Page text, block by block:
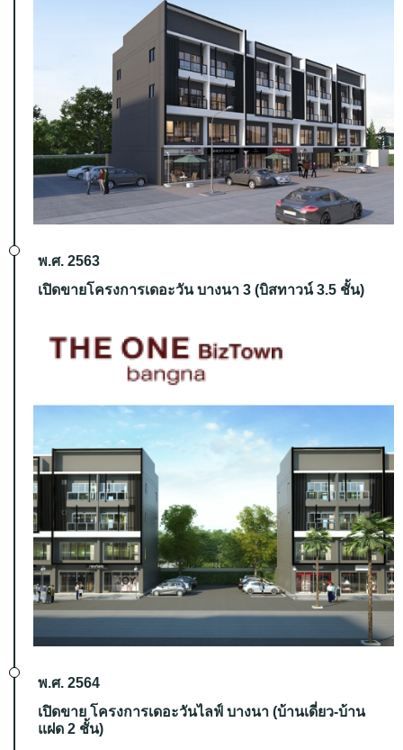
พ.ศ. 2563
เปิดขายโครงการเดอะวัน บางนา 3 (บิสทาวน์ 3.5 ชั้น)
พ.ศ. 2564
เปิดขาย โครงการเดอะวันไลฟ์ บางนา (บ้านเดี่ยว-บ้าน
แฝด 2 ชั้น)